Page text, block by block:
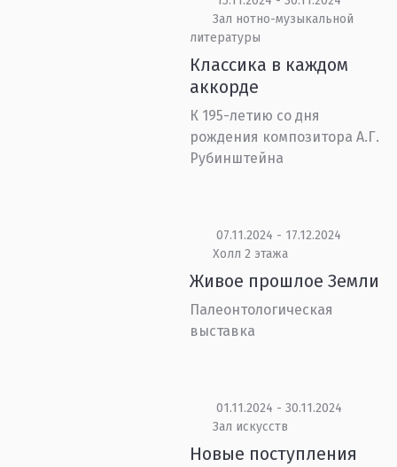
Зал нотно-музыкальной
литературы
Классика в каждом
аккорде
К 195-летию со дня
рождения композитора А.Г.
Рубинштейна
07.11.2024 - 17.12.2024
Холл 2 этажа
Живое прошлое Земли
Палеонтологическая
выставка
01.11.2024 - 30.11.2024
Зал искусств
Новые поступления